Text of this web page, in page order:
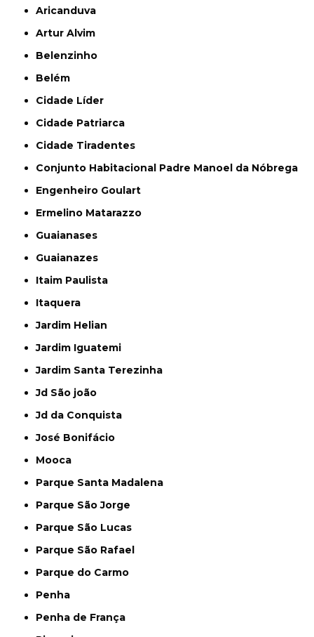
Aricanduva
Artur Alvim
Belenzinho
Belém
Cidade Líder
Cidade Patriarca
Cidade Tiradentes
Conjunto Habitacional Padre Manoel da Nóbrega
Engenheiro Goulart
Ermelino Matarazzo
Guaianases
Guaianazes
Itaim Paulista
Itaquera
Jardim Helian
Jardim Iguatemi
Jardim Santa Terezinha
Jd São joão
Jd da Conquista
José Bonifácio
Mooca
Parque Santa Madalena
Parque São Jorge
Parque São Lucas
Parque São Rafael
Parque do Carmo
Penha
Penha de França